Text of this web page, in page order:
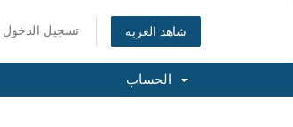
تسجيل الدخول شاهد العربة